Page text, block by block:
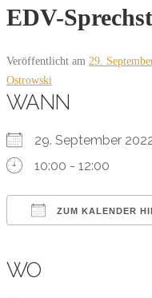
EDV-
Veröffentlicht am 29.
Ostrowski
WANN
29. September
10:00 - 12:00
ZUM KALENDER
WO